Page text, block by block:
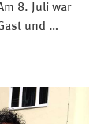
8. Juli war
und …